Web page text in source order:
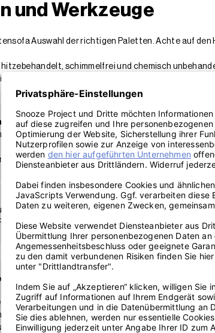
und Werkzeuge
Auswahl der richtigen Paletten. Achte auf
schimmelfrei und chemisch
Prüfe jede Palette auf Risse, lose Bretter und
Bits
Schleifpapier (120er und 240er Körnung)
Stichsäge)
Europaletten
verschiedenen Längen